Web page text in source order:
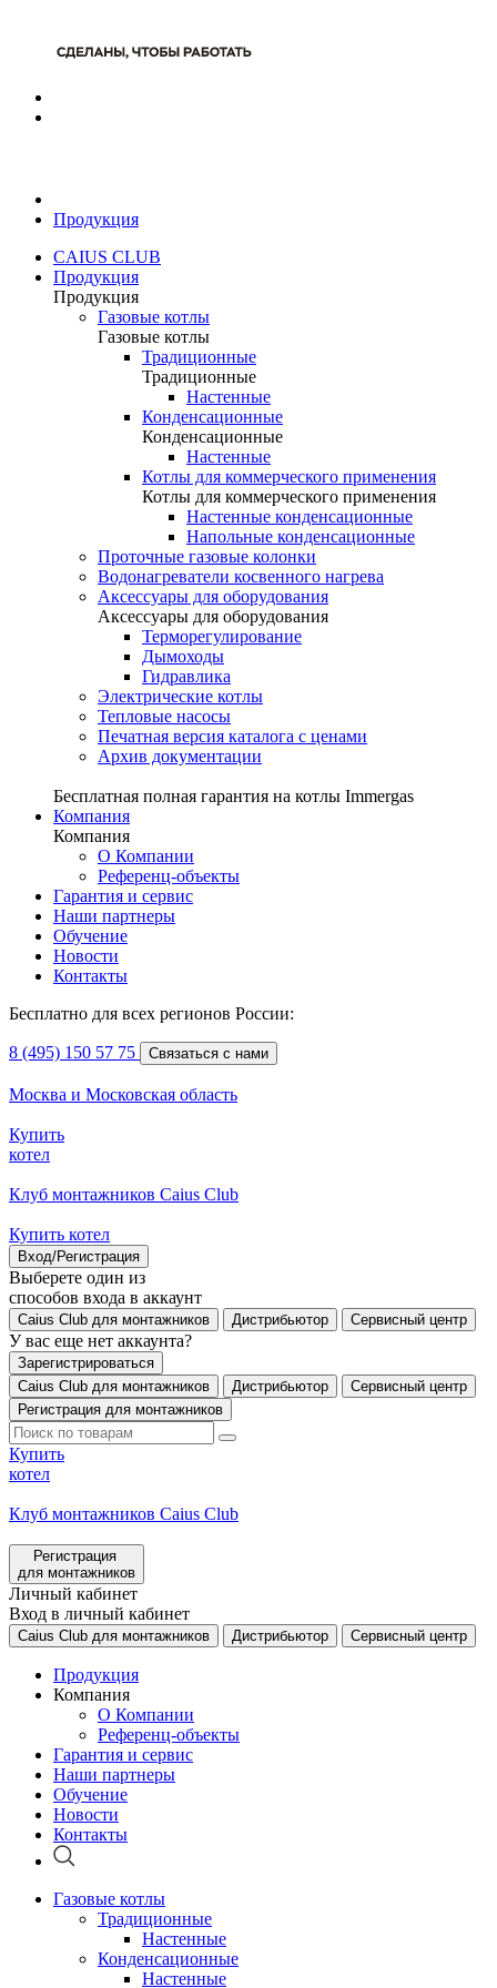
Продукция
CAIUS CLUB
Продукция
Продукция
Газовые котлы
Газовые котлы
Традиционные
Традиционные
Настенные
Конденсационные
Конденсационные
Настенные
Котлы для коммерческого применения
Котлы для коммерческого применения
Настенные конденсационные
Напольные конденсационные
Проточные газовые колонки
Водонагреватели косвенного нагрева
Аксессуары для оборудования
Аксессуары для оборудования
Терморегулирование
Дымоходы
Гидравлика
Электрические котлы
Тепловые насосы
Печатная версия каталога с ценами
Архив документации
Бесплатная полная гарантия на котлы Immergas
Компания
Компания
О Компании
Референц-объекты
Гарантия и сервис
Наши партнеры
Обучение
Новости
Контакты
Бесплатно для всех регионов России:
8 (495) 150 57 75 Связаться с нами
Москва и Московская область
Купить
котел
Клуб монтажников Caius Club
Купить котел
Вход/Регистрация
Выберете один из
способов входа в аккаунт
Caius Club для монтажников Дистрибьютор Сервисный центр
У вас еще нет аккаунта?
Зарегистрироваться
Caius Club для монтажников
Дистрибьютор
Сервисный центр
Регистрация для монтажников
Купить
котел
Клуб монтажников Caius Club
Регистрация
для монтажников
Личный кабинет
Вход в личный кабинет
Caius Club для монтажников Дистрибьютор Сервисный центр
Продукция
Компания
О Компании
Референц-объекты
Гарантия и сервис
Наши партнеры
Обучение
Новости
Контакты
Газовые котлы
Традиционные
Настенные
Конденсационные
Настенные